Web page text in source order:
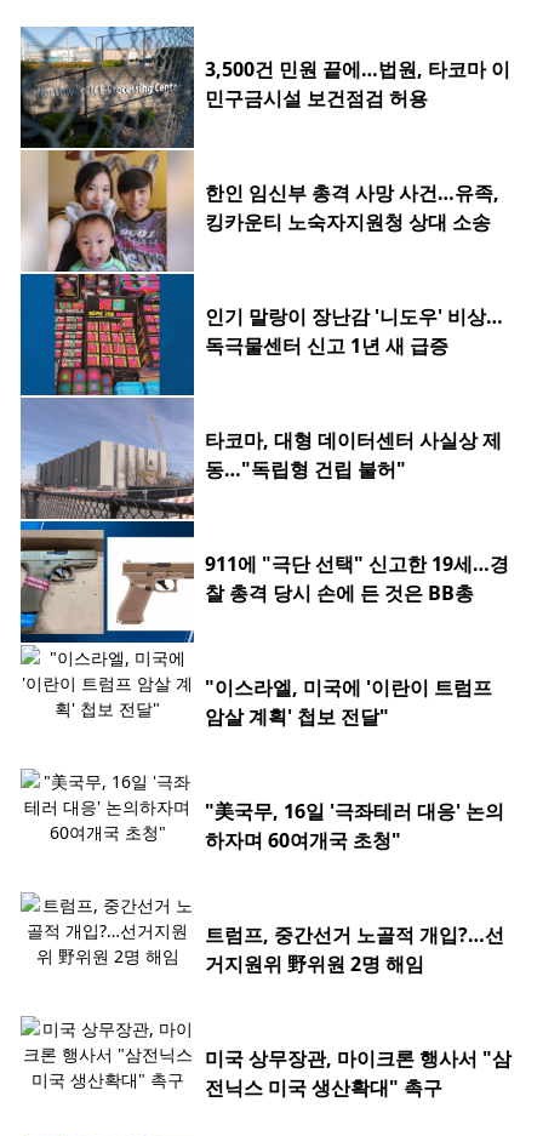
3,500건 민원 끝에…법원, 타코마 이
민구금시설 보건점검 허용
한인 임신부 총격 사망 사건…유족,
킹카운티 노숙자지원청 상대 소송
인기 말랑이 장난감 '니도우' 비상…
독극물센터 신고 1년 새 급증
타코마, 대형 데이터센터 사실상 제
동…"독립형 건립 불허"
911에 "극단 선택" 신고한 19세…경
찰 총격 당시 손에 든 것은 BB총
"이스라엘, 미국에 '이란이 트럼프
암살 계획' 첩보 전달"
"美국무, 16일 '극좌테러 대응' 논의
하자며 60여개국 초청"
트럼프, 중간선거 노골적 개입?…선
거지원위 野위원 2명 해임
미국 상무장관, 마이크론 행사서 "삼
전닉스 미국 생산확대" 촉구